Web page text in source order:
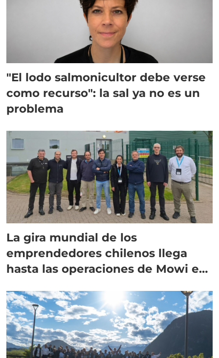
"El lodo salmonicultor debe verse
como recurso": la sal ya no es un
problema
La gira mundial de los
emprendedores chilenos llega
hasta las operaciones de Mowi en